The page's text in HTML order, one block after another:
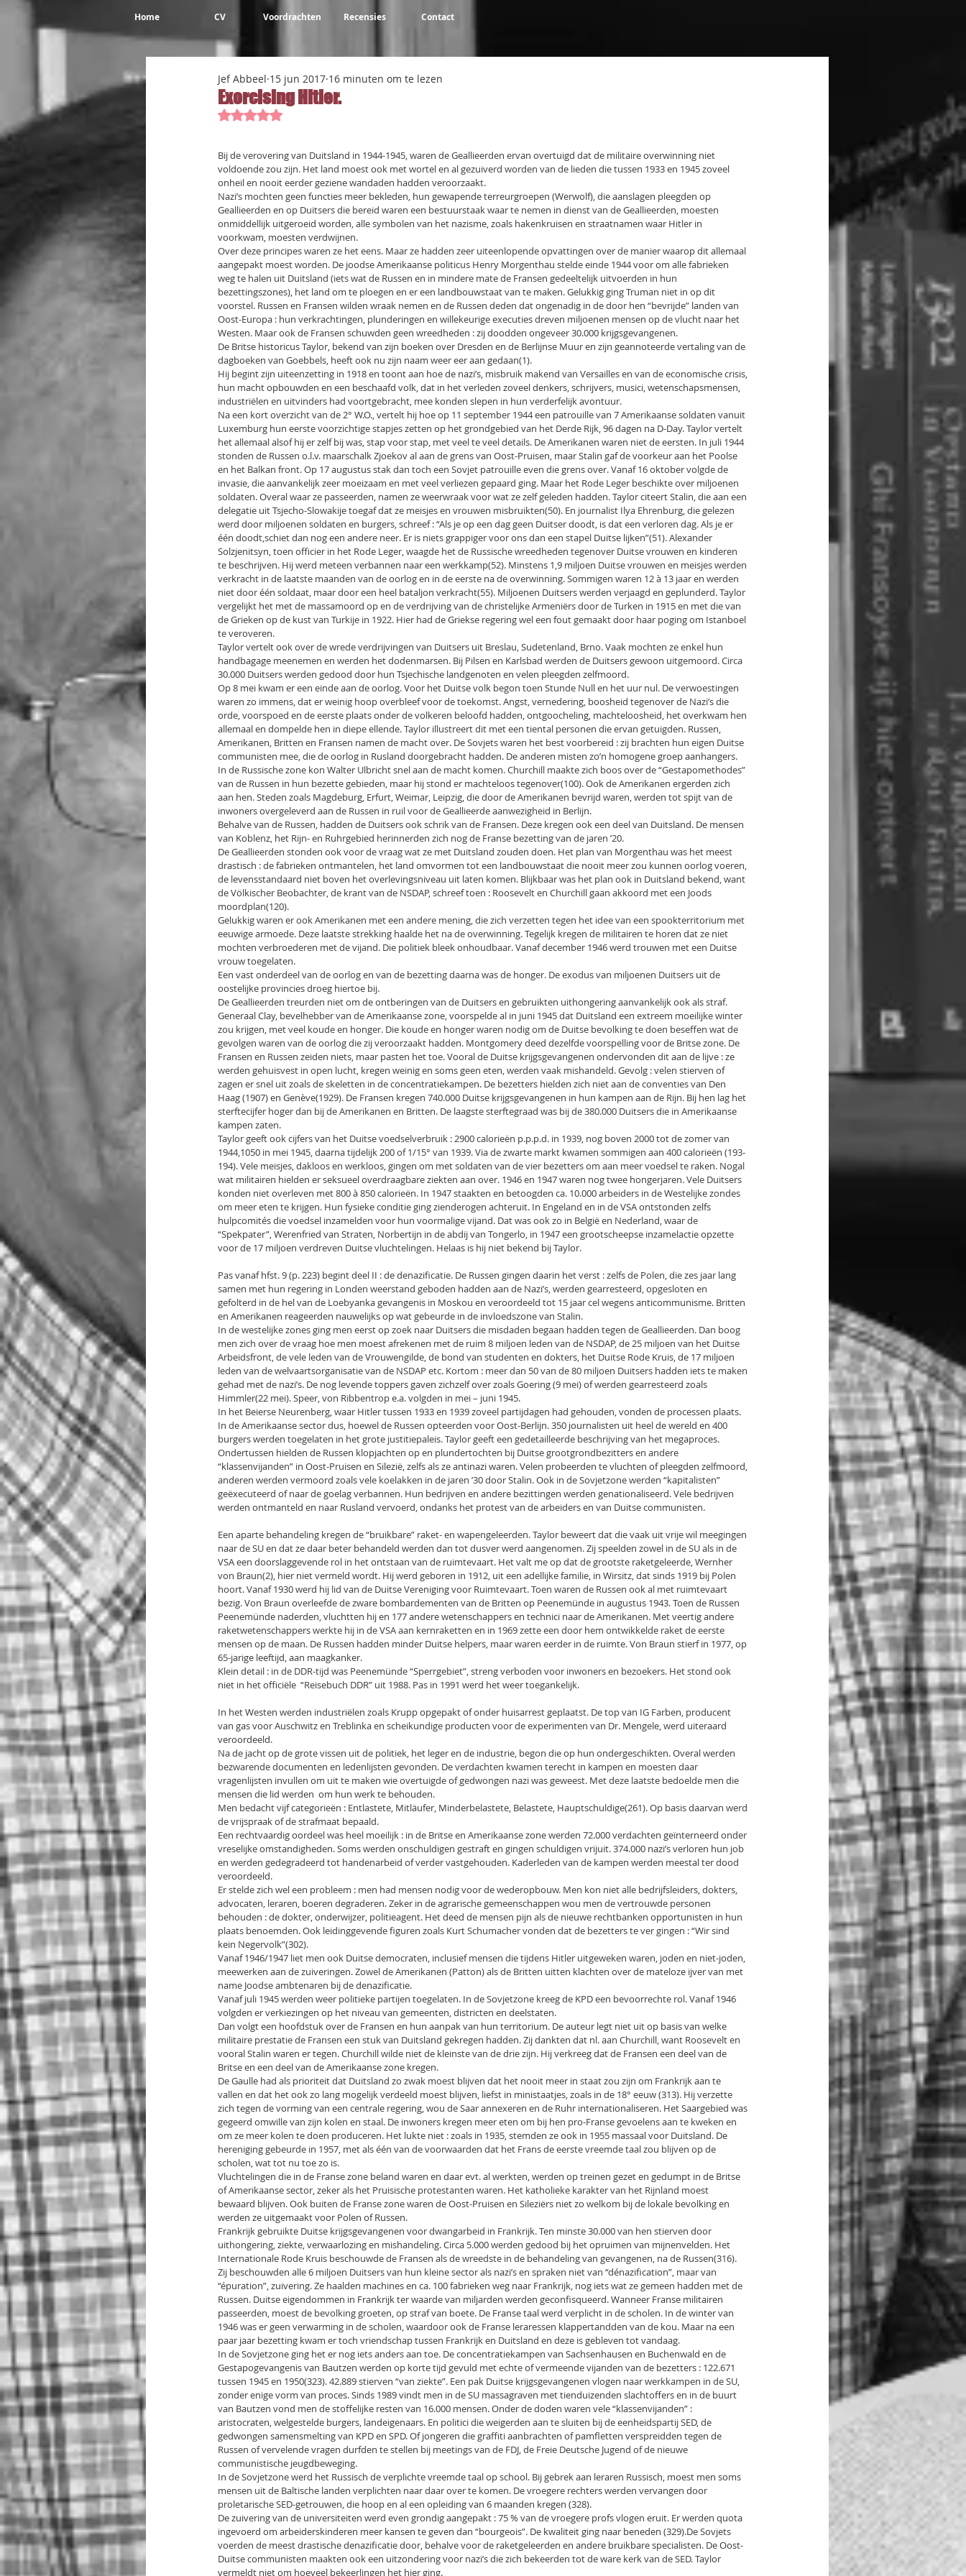
Home CV Voordrachten Recensies Contact
Exorcising Hitler.
Jef Abbeel 15 jun 2017 16 minuten om te lezen
Beoordeeld met NaN uit 5 sterren.
Bij de verovering van Duitsland in 1944-1945, waren de Geallieerden ervan overtuigd dat de militaire overwinning niet
voldoende zou zijn. Het land moest ook met wortel en al gezuiverd worden van de lieden die tussen 1933 en 1945 zoveel
onheil en nooit eerder geziene wandaden hadden veroorzaakt.
Nazi’s mochten geen functies meer bekleden, hun gewapende terreurgroepen (Werwolf), die aanslagen pleegden op
Geallieerden en op Duitsers die bereid waren een bestuurstaak waar te nemen in dienst van de Geallieerden, moesten
onmiddellijk uitgeroeid worden, alle symbolen van het nazisme, zoals hakenkruisen en straatnamen waar Hitler in
voorkwam, moesten verdwijnen.
Over deze principes waren ze het eens. Maar ze hadden zeer uiteenlopende opvattingen over de manier waarop dit allemaal
aangepakt moest worden. De joodse Amerikaanse politicus Henry Morgenthau stelde einde 1944 voor om alle fabrieken
weg te halen uit Duitsland (iets wat de Russen en in mindere mate de Fransen gedeeltelijk uitvoerden in hun
bezettingszones), het land om te ploegen en er een landbouwstaat van te maken. Gelukkig ging Truman niet in op dit
voorstel. Russen en Fransen wilden wraak nemen en de Russen deden dat ongenadig in de door hen “bevrijde” landen van
Oost-Europa : hun verkrachtingen, plunderingen en willekeurige executies dreven miljoenen mensen op de vlucht naar het
Westen. Maar ook de Fransen schuwden geen wreedheden : zij doodden ongeveer 30.000 krijgsgevangenen.
De Britse historicus Taylor, bekend van zijn boeken over Dresden en de Berlijnse Muur en zijn geannoteerde vertaling van de
dagboeken van Goebbels, heeft ook nu zijn naam weer eer aan gedaan(1).
Hij begint zijn uiteenzetting in 1918 en toont aan hoe de nazi’s, misbruik makend van Versailles en van de economische crisis,
hun macht opbouwden en een beschaafd volk, dat in het verleden zoveel denkers, schrijvers, musici, wetenschapsmensen,
industriëlen en uitvinders had voortgebracht, mee konden slepen in hun verderfelijk avontuur.
Na een kort overzicht van de 2° W.O., vertelt hij hoe op 11 september 1944 een patrouille van 7 Amerikaanse soldaten vanuit
Luxemburg hun eerste voorzichtige stapjes zetten op het grondgebied van het Derde Rijk, 96 dagen na D-Day. Taylor vertelt
het allemaal alsof hij er zelf bij was, stap voor stap, met veel te veel details. De Amerikanen waren niet de eersten. In juli 1944
stonden de Russen o.l.v. maarschalk Zjoekov al aan de grens van Oost-Pruisen, maar Stalin gaf de voorkeur aan het Poolse
en het Balkan front. Op 17 augustus stak dan toch een Sovjet patrouille even die grens over. Vanaf 16 oktober volgde de
invasie, die aanvankelijk zeer moeizaam en met veel verliezen gepaard ging. Maar het Rode Leger beschikte over miljoenen
soldaten. Overal waar ze passeerden, namen ze weerwraak voor wat ze zelf geleden hadden. Taylor citeert Stalin, die aan een
delegatie uit Tsjecho-Slowakije toegaf dat ze meisjes en vrouwen misbruikten(50). En journalist Ilya Ehrenburg, die gelezen
werd door miljoenen soldaten en burgers, schreef : “Als je op een dag geen Duitser doodt, is dat een verloren dag. Als je er
één doodt,schiet dan nog een andere neer. Er is niets grappiger voor ons dan een stapel Duitse lijken”(51). Alexander
Solzjenitsyn, toen officier in het Rode Leger, waagde het de Russische wreedheden tegenover Duitse vrouwen en kinderen
te beschrijven. Hij werd meteen verbannen naar een werkkamp(52). Minstens 1,9 miljoen Duitse vrouwen en meisjes werden
verkracht in de laatste maanden van de oorlog en in de eerste na de overwinning. Sommigen waren 12 à 13 jaar en werden
niet door één soldaat, maar door een heel bataljon verkracht(55). Miljoenen Duitsers werden verjaagd en geplunderd. Taylor
vergelijkt het met de massamoord op en de verdrijving van de christelijke Armeniërs door de Turken in 1915 en met die van
de Grieken op de kust van Turkije in 1922. Hier had de Griekse regering wel een fout gemaakt door haar poging om Istanboel
te veroveren.
Taylor vertelt ook over de wrede verdrijvingen van Duitsers uit Breslau, Sudetenland, Brno. Vaak mochten ze enkel hun
handbagage meenemen en werden het dodenmarsen. Bij Pilsen en Karlsbad werden de Duitsers gewoon uitgemoord. Circa
30.000 Duitsers werden gedood door hun Tsjechische landgenoten en velen pleegden zelfmoord.
Op 8 mei kwam er een einde aan de oorlog. Voor het Duitse volk begon toen Stunde Null en het uur nul. De verwoestingen
waren zo immens, dat er weinig hoop overbleef voor de toekomst. Angst, vernedering, boosheid tegenover de Nazi’s die
orde, voorspoed en de eerste plaats onder de volkeren beloofd hadden, ontgoocheling, machteloosheid, het overkwam hen
allemaal en dompelde hen in diepe ellende. Taylor illustreert dit met een tiental personen die ervan getuigden. Russen,
Amerikanen, Britten en Fransen namen de macht over. De Sovjets waren het best voorbereid : zij brachten hun eigen Duitse
communisten mee, die de oorlog in Rusland doorgebracht hadden. De anderen misten zo’n homogene groep aanhangers.
In de Russische zone kon Walter Ulbricht snel aan de macht komen. Churchill maakte zich boos over de “Gestapomethodes”
van de Russen in hun bezette gebieden, maar hij stond er machteloos tegenover(100). Ook de Amerikanen ergerden zich
aan hen. Steden zoals Magdeburg, Erfurt, Weimar, Leipzig, die door de Amerikanen bevrijd waren, werden tot spijt van de
inwoners overgeleverd aan de Russen in ruil voor de Geallieerde aanwezigheid in Berlijn.
Behalve van de Russen, hadden de Duitsers ook schrik van de Fransen. Deze kregen ook een deel van Duitsland. De mensen
van Koblenz, het Rijn- en Ruhrgebied herinnerden zich nog de Franse bezetting van de jaren ’20.
De Geallieerden stonden ook voor de vraag wat ze met Duitsland zouden doen. Het plan van Morgenthau was het meest
drastisch : de fabrieken ontmantelen, het land omvormen tot een landbouwstaat die nooit meer zou kunnen oorlog voeren,
de levensstandaard niet boven het overlevingsniveau uit laten komen. Blijkbaar was het plan ook in Duitsland bekend, want
de Völkischer Beobachter, de krant van de NSDAP, schreef toen : Roosevelt en Churchill gaan akkoord met een Joods
moordplan(120).
Gelukkig waren er ook Amerikanen met een andere mening, die zich verzetten tegen het idee van een spookterritorium met
eeuwige armoede. Deze laatste strekking haalde het na de overwinning. Tegelijk kregen de militairen te horen dat ze niet
mochten verbroederen met de vijand. Die politiek bleek onhoudbaar. Vanaf december 1946 werd trouwen met een Duitse
vrouw toegelaten.
Een vast onderdeel van de oorlog en van de bezetting daarna was de honger. De exodus van miljoenen Duitsers uit de
oostelijke provincies droeg hiertoe bij.
De Geallieerden treurden niet om de ontberingen van de Duitsers en gebruikten uithongering aanvankelijk ook als straf.
Generaal Clay, bevelhebber van de Amerikaanse zone, voorspelde al in juni 1945 dat Duitsland een extreem moeilijke winter
zou krijgen, met veel koude en honger. Die koude en honger waren nodig om de Duitse bevolking te doen beseffen wat de
gevolgen waren van de oorlog die zij veroorzaakt hadden. Montgomery deed dezelfde voorspelling voor de Britse zone. De
Fransen en Russen zeiden niets, maar pasten het toe. Vooral de Duitse krijgsgevangenen ondervonden dit aan de lijve : ze
werden gehuisvest in open lucht, kregen weinig en soms geen eten, werden vaak mishandeld. Gevolg : velen stierven of
zagen er snel uit zoals de skeletten in de concentratiekampen. De bezetters hielden zich niet aan de conventies van Den
Haag (1907) en Genève(1929). De Fransen kregen 740.000 Duitse krijgsgevangenen in hun kampen aan de Rijn. Bij hen lag het
sterftecijfer hoger dan bij de Amerikanen en Britten. De laagste sterftegraad was bij de 380.000 Duitsers die in Amerikaanse
kampen zaten.
Taylor geeft ook cijfers van het Duitse voedselverbruik : 2900 calorieën p.p.p.d. in 1939, nog boven 2000 tot de zomer van
1944,1050 in mei 1945, daarna tijdelijk 200 of 1/15° van 1939. Via de zwarte markt kwamen sommigen aan 400 calorieën (193-
194). Vele meisjes, dakloos en werkloos, gingen om met soldaten van de vier bezetters om aan meer voedsel te raken. Nogal
wat militairen hielden er seksueel overdraagbare ziekten aan over. 1946 en 1947 waren nog twee hongerjaren. Vele Duitsers
konden niet overleven met 800 à 850 calorieën. In 1947 staakten en betoogden ca. 10.000 arbeiders in de Westelijke zondes
om meer eten te krijgen. Hun fysieke conditie ging zienderogen achteruit. In Engeland en in de VSA ontstonden zelfs
hulpcomités die voedsel inzamelden voor hun voormalige vijand. Dat was ook zo in België en Nederland, waar de
“Spekpater”, Werenfried van Straten, Norbertijn in de abdij van Tongerlo, in 1947 een grootscheepse inzamelactie opzette
voor de 17 miljoen verdreven Duitse vluchtelingen. Helaas is hij niet bekend bij Taylor.
Pas vanaf hfst. 9 (p. 223) begint deel II : de denazificatie. De Russen gingen daarin het verst : zelfs de Polen, die zes jaar lang
samen met hun regering in Londen weerstand geboden hadden aan de Nazi’s, werden gearresteerd, opgesloten en
gefolterd in de hel van de Loebyanka gevangenis in Moskou en veroordeeld tot 15 jaar cel wegens anticommunisme. Britten
en Amerikanen reageerden nauwelijks op wat gebeurde in de invloedszone van Stalin.
In de westelijke zones ging men eerst op zoek naar Duitsers die misdaden begaan hadden tegen de Geallieerden. Dan boog
men zich over de vraag hoe men moest afrekenen met de ruim 8 miljoen leden van de NSDAP, de 25 miljoen van het Duitse
Arbeidsfront, de vele leden van de Vrouwengilde, de bond van studenten en dokters, het Duitse Rode Kruis, de 17 miljoen
leden van de welvaartsorganisatie van de NSDAP etc. Kortom : meer dan 50 van de 80 miljoen Duitsers hadden iets te maken
gehad met de nazi’s. De nog levende toppers gaven zichzelf over zoals Goering (9 mei) of werden gearresteerd zoals
Himmler(22 mei). Speer, von Ribbentrop e.a. volgden in mei – juni 1945.
In het Beierse Neurenberg, waar Hitler tussen 1933 en 1939 zoveel partijdagen had gehouden, vonden de processen plaats.
In de Amerikaanse sector dus, hoewel de Russen opteerden voor Oost-Berlijn. 350 journalisten uit heel de wereld en 400
burgers werden toegelaten in het grote justitiepaleis. Taylor geeft een gedetailleerde beschrijving van het megaproces.
Ondertussen hielden de Russen klopjachten op en plundertochten bij Duitse grootgrondbezitters en andere
“klassenvijanden” in Oost-Pruisen en Silezië, zelfs als ze antinazi waren. Velen probeerden te vluchten of pleegden zelfmoord,
anderen werden vermoord zoals vele koelakken in de jaren ’30 door Stalin. Ook in de Sovjetzone werden “kapitalisten”
geëxecuteerd of naar de goelag verbannen. Hun bedrijven en andere bezittingen werden genationaliseerd. Vele bedrijven
werden ontmanteld en naar Rusland vervoerd, ondanks het protest van de arbeiders en van Duitse communisten.
Een aparte behandeling kregen de “bruikbare” raket- en wapengeleerden. Taylor beweert dat die vaak uit vrije wil meegingen
naar de SU en dat ze daar beter behandeld werden dan tot dusver werd aangenomen. Zij speelden zowel in de SU als in de
VSA een doorslaggevende rol in het ontstaan van de ruimtevaart. Het valt me op dat de grootste raketgeleerde, Wernher
von Braun(2), hier niet vermeld wordt. Hij werd geboren in 1912, uit een adellijke familie, in Wirsitz, dat sinds 1919 bij Polen
hoort. Vanaf 1930 werd hij lid van de Duitse Vereniging voor Ruimtevaart. Toen waren de Russen ook al met ruimtevaart
bezig. Von Braun overleefde de zware bombardementen van de Britten op Peenemünde in augustus 1943. Toen de Russen
Peenemünde naderden, vluchtten hij en 177 andere wetenschappers en technici naar de Amerikanen. Met veertig andere
raketwetenschappers werkte hij in de VSA aan kernraketten en in 1969 zette een door hem ontwikkelde raket de eerste
mensen op de maan. De Russen hadden minder Duitse helpers, maar waren eerder in de ruimte. Von Braun stierf in 1977, op
65-jarige leeftijd, aan maagkanker.
Klein detail : in de DDR-tijd was Peenemünde “Sperrgebiet”, streng verboden voor inwoners en bezoekers. Het stond ook
niet in het officiële  “Reisebuch DDR” uit 1988. Pas in 1991 werd het weer toegankelijk.
In het Westen werden industriëlen zoals Krupp opgepakt of onder huisarrest geplaatst. De top van IG Farben, producent
van gas voor Auschwitz en Treblinka en scheikundige producten voor de experimenten van Dr. Mengele, werd uiteraard
veroordeeld.
Na de jacht op de grote vissen uit de politiek, het leger en de industrie, begon die op hun ondergeschikten. Overal werden
bezwarende documenten en ledenlijsten gevonden. De verdachten kwamen terecht in kampen en moesten daar
vragenlijsten invullen om uit te maken wie overtuigde of gedwongen nazi was geweest. Met deze laatste bedoelde men die
mensen die lid werden  om hun werk te behouden.
Men bedacht vijf categorieën : Entlastete, Mitläufer, Minderbelastete, Belastete, Hauptschuldige(261). Op basis daarvan werd
de vrijspraak of de strafmaat bepaald.
Een rechtvaardig oordeel was heel moeilijk : in de Britse en Amerikaanse zone werden 72.000 verdachten geïnterneerd onder
vreselijke omstandigheden. Soms werden onschuldigen gestraft en gingen schuldigen vrijuit. 374.000 nazi’s verloren hun job
en werden gedegradeerd tot handenarbeid of verder vastgehouden. Kaderleden van de kampen werden meestal ter dood
veroordeeld.
Er stelde zich wel een probleem : men had mensen nodig voor de wederopbouw. Men kon niet alle bedrijfsleiders, dokters,
advocaten, leraren, boeren degraderen. Zeker in de agrarische gemeenschappen wou men de vertrouwde personen
behouden : de dokter, onderwijzer, politieagent. Het deed de mensen pijn als de nieuwe rechtbanken opportunisten in hun
plaats benoemden. Ook leidinggevende figuren zoals Kurt Schumacher vonden dat de bezetters te ver gingen : “Wir sind
kein Negervolk”(302).
Vanaf 1946/1947 liet men ook Duitse democraten, inclusief mensen die tijdens Hitler uitgeweken waren, joden en niet-joden,
meewerken aan de zuiveringen. Zowel de Amerikanen (Patton) als de Britten uitten klachten over de mateloze ijver van met
name Joodse ambtenaren bij de denazificatie.
Vanaf juli 1945 werden weer politieke partijen toegelaten. In de Sovjetzone kreeg de KPD een bevoorrechte rol. Vanaf 1946
volgden er verkiezingen op het niveau van gemeenten, districten en deelstaten.
Dan volgt een hoofdstuk over de Fransen en hun aanpak van hun territorium. De auteur legt niet uit op basis van welke
militaire prestatie de Fransen een stuk van Duitsland gekregen hadden. Zij dankten dat nl. aan Churchill, want Roosevelt en
vooral Stalin waren er tegen. Churchill wilde niet de kleinste van de drie zijn. Hij verkreeg dat de Fransen een deel van de
Britse en een deel van de Amerikaanse zone kregen.
De Gaulle had als prioriteit dat Duitsland zo zwak moest blijven dat het nooit meer in staat zou zijn om Frankrijk aan te
vallen en dat het ook zo lang mogelijk verdeeld moest blijven, liefst in ministaatjes, zoals in de 18° eeuw (313). Hij verzette
zich tegen de vorming van een centrale regering, wou de Saar annexeren en de Ruhr internationaliseren. Het Saargebied was
gegeerd omwille van zijn kolen en staal. De inwoners kregen meer eten om bij hen pro-Franse gevoelens aan te kweken en
om ze meer kolen te doen produceren. Het lukte niet : zoals in 1935, stemden ze ook in 1955 massaal voor Duitsland. De
hereniging gebeurde in 1957, met als één van de voorwaarden dat het Frans de eerste vreemde taal zou blijven op de
scholen, wat tot nu toe zo is.
Vluchtelingen die in de Franse zone beland waren en daar evt. al werkten, werden op treinen gezet en gedumpt in de Britse
of Amerikaanse sector, zeker als het Pruisische protestanten waren. Het katholieke karakter van het Rijnland moest
bewaard blijven. Ook buiten de Franse zone waren de Oost-Pruisen en Sileziërs niet zo welkom bij de lokale bevolking en
werden ze uitgemaakt voor Polen of Russen.
Frankrijk gebruikte Duitse krijgsgevangenen voor dwangarbeid in Frankrijk. Ten minste 30.000 van hen stierven door
uithongering, ziekte, verwaarlozing en mishandeling. Circa 5.000 werden gedood bij het opruimen van mijnenvelden. Het
Internationale Rode Kruis beschouwde de Fransen als de wreedste in de behandeling van gevangenen, na de Russen(316).
Zij beschouwden alle 6 miljoen Duitsers van hun kleine sector als nazi’s en spraken niet van “dénazification”, maar van
“épuration”, zuivering. Ze haalden machines en ca. 100 fabrieken weg naar Frankrijk, nog iets wat ze gemeen hadden met de
Russen. Duitse eigendommen in Frankrijk ter waarde van miljarden werden geconfisqueerd. Wanneer Franse militairen
passeerden, moest de bevolking groeten, op straf van boete. De Franse taal werd verplicht in de scholen. In de winter van
1946 was er geen verwarming in de scholen, waardoor ook de Franse leraressen klappertandden van de kou. Maar na een
paar jaar bezetting kwam er toch vriendschap tussen Frankrijk en Duitsland en deze is gebleven tot vandaag.
In de Sovjetzone ging het er nog iets anders aan toe. De concentratiekampen van Sachsenhausen en Buchenwald en de
Gestapogevangenis van Bautzen werden op korte tijd gevuld met echte of vermeende vijanden van de bezetters : 122.671
tussen 1945 en 1950(323). 42.889 stierven “van ziekte”. Een pak Duitse krijgsgevangenen vlogen naar werkkampen in de SU,
zonder enige vorm van proces. Sinds 1989 vindt men in de SU massagraven met tienduizenden slachtoffers en in de buurt
van Bautzen vond men de stoffelijke resten van 16.000 mensen. Onder de doden waren vele “klassenvijanden” :
aristocraten, welgestelde burgers, landeigenaars. En politici die weigerden aan te sluiten bij de eenheidspartij SED, de
gedwongen samensmelting van KPD en SPD. Of jongeren die graffiti aanbrachten of pamfletten verspreidden tegen de
Russen of vervelende vragen durfden te stellen bij meetings van de FDJ, de Freie Deutsche Jugend of de nieuwe
communistische jeugdbeweging.
In de Sovjetzone werd het Russisch de verplichte vreemde taal op school. Bij gebrek aan leraren Russisch, moest men soms
mensen uit de Baltische landen verplichten naar daar over te komen. De vroegere rechters werden vervangen door
proletarische SED-getrouwen, die hoop en al een opleiding van 6 maanden kregen (328).
De zuivering van de universiteiten werd even grondig aangepakt : 75 % van de vroegere profs vlogen eruit. Er werden quota
ingevoerd om arbeiderskinderen meer kansen te geven dan “bourgeois”. De kwaliteit ging naar beneden (329).De Sovjets
voerden de meest drastische denazificatie door, behalve voor de raketgeleerden en andere bruikbare specialisten. De Oost-
Duitse communisten maakten ook een uitzondering voor nazi’s die zich bekeerden tot de ware kerk van de SED. Taylor
vermeldt niet om hoeveel bekeerlingen het hier ging.